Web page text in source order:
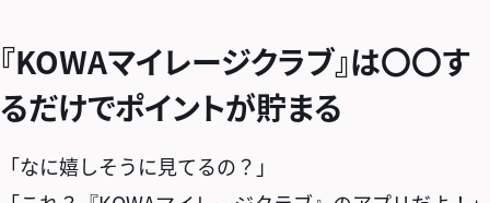
『KOWAマイレージクラブ』は〇〇す
るだけでポイントが貯まる
「なに嬉しそうに見てるの？」